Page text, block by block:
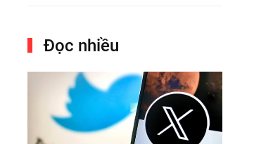
Đọc nhiều